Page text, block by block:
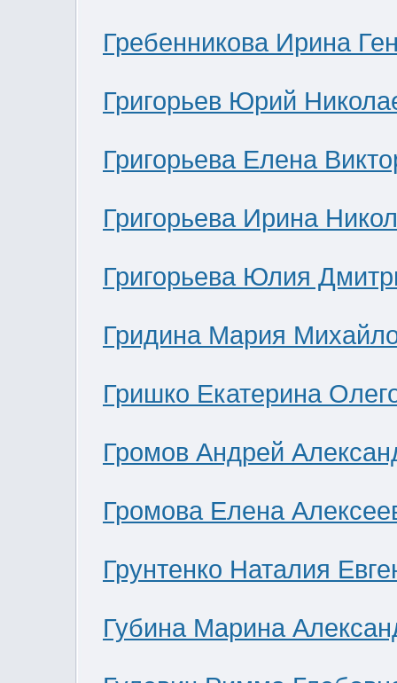
Гребенникова Ирина
Григорьев Юрий
Григорьева Елена
Григорьева Ирина
Григорьева Юлия
Гридина Мария
Гришко Екатерина
Громов Андрей
Громова Елена
Грунтенко Наталия
Губина Марина